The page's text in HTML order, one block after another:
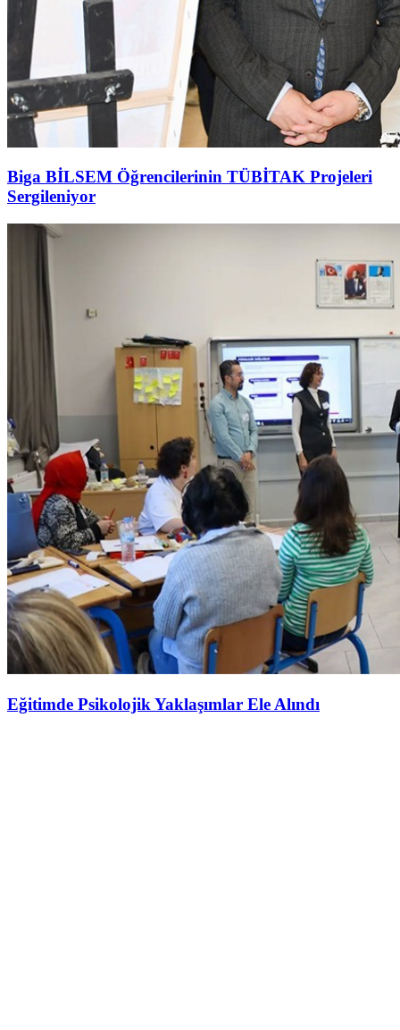
Biga BİLSEM Öğrencilerinin TÜBİTAK Projeleri
Sergileniyor
Eğitimde Psikolojik Yaklaşımlar Ele Alındı